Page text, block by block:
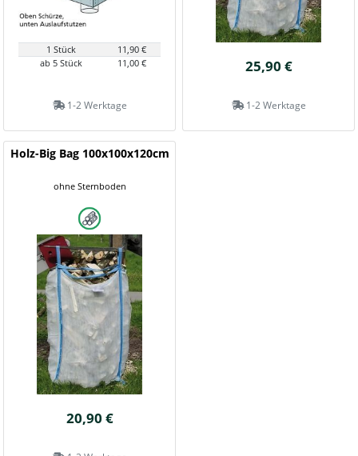
1 Stück
11,90 €
ab 5 Stück
11,00 €
1-2 Werktage
25,90 €
1-2 Werktage
Holz-Big Bag 100x100x120cm
ohne Sternboden
20,90 €